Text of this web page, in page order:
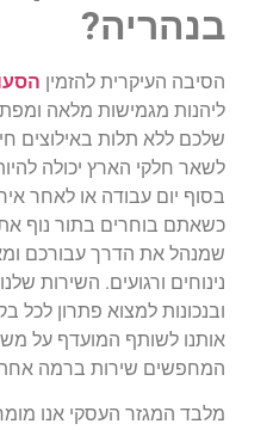
בנהריה?
הסיבה העיקרית להזמין
ליהנות מגמישות מלאה
שלכם ללא תלות באילוצים
לשאר חלקי הארץ יכולה
בסוף יום עבודה או לאחר
כשאתם בוחרים בתור נוף
שמנהל את הדרך עבורכם
נינוחים ורגועים. השירות
ובנכונות למצוא פתרון
אותנו לשותף המועדף על
המחפשים שירות ברמה
מלבד המגזר העסקי אנו